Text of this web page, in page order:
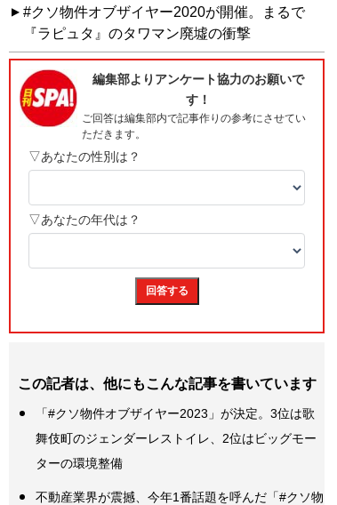
#クソ物件オブザイヤー2020が開催。まるで
『ラピュタ』のタワマン廃墟の衝撃
この記者は、他にもこんな記事を書いています
「#クソ物件オブザイヤー2023」が決定。3位は歌
舞伎町のジェンダーレストイレ、2位はビッグモー
ターの環境整備
不動産業界が震撼、今年1番話題を呼んだ「#クソ物